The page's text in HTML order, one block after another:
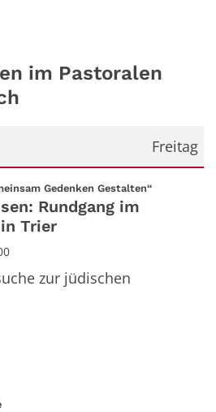
im Pastoralen
Freitag
Gedenken Gestalten“:
Rundgang im
Trier
zur jüdischen
: